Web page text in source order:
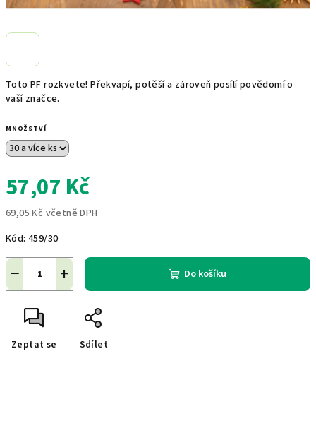
Toto PF rozkvete! Překvapí, potěší a zároveň posílí povědomí o
vaší značce.
MNOŽSTVÍ
57,07 Kč
69,05 Kč včetně DPH
cena:
Kód: 459/30
+
− Do košíku
Zeptat se Sdílet